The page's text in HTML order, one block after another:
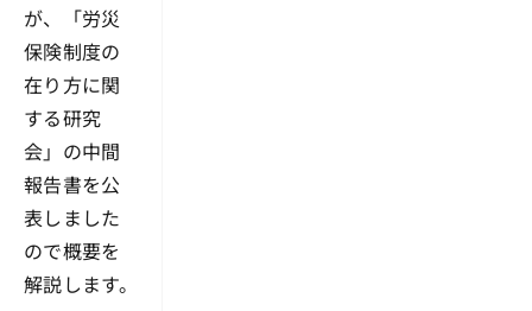
が、「労災
保険制度の
在り方に関
する研究
会」の中間
報告書を公
表しました
ので概要を
解説します。